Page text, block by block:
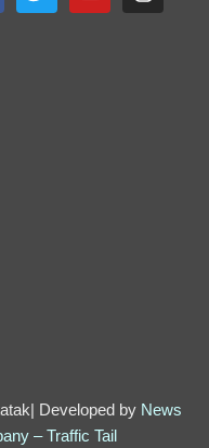
Developed by News
–Traffic Tail